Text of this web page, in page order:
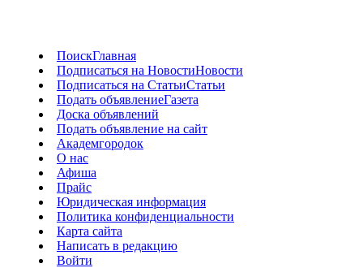
ПоискГлавная
Подписаться на НовостиНовости
Подписаться на СтатьиСтатьи
Подать объявлениеГазета
Доска объявлений
Подать объявление на сайт
Академгородок
О нас
Афиша
Прайс
Юридическая информация
Политика конфиденциальности
Карта сайта
Написать в редакцию
Войти